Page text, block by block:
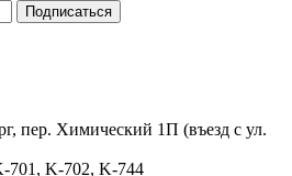
пер. Химический 1П (въезд с ул.
701, K-702, K-744